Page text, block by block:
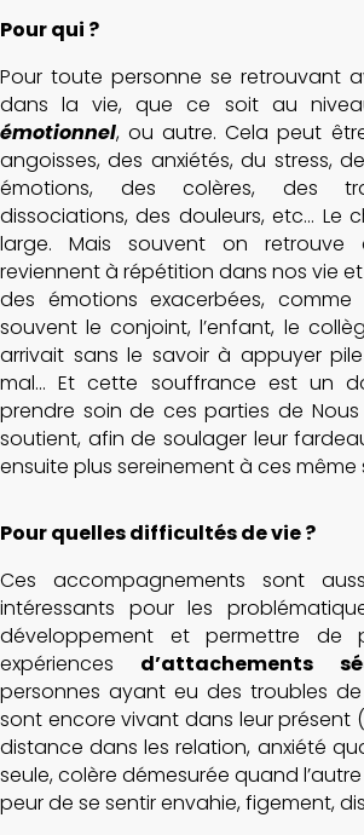
Pour qui ?
Pour toute personne se retrouvant
dans la vie, que ce soit au
émotionnel, ou autre. Cela peut
angoisses, des anxiétés, du stress,
émotions, des colères, des
dissociations, des douleurs, etc… Le
large. Mais souvent on retrouve
reviennent à répétition dans nos vie
des émotions exacerbées,
souvent le conjoint, l’enfant, le
arrivait sans le savoir à appuyer
mal… Et cette souffrance est un
prendre soin de ces parties de
soutient, afin de soulager leur
ensuite plus sereinement à ces même
Pour quelles difficultés de vie ?
Ces accompagnements sont
intéressants pour les
développement et permettre de
expériences d’attachements
personnes ayant eu des troubles
sont encore vivant dans leur présent
distance dans les relation, anxiété
seule, colère démesurée quand
peur de se sentir envahie, figement,